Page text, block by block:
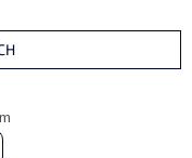
nečistoty, vytváří